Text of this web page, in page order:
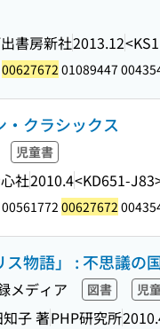
書房新社2013.12
00627672 01089447
・クラシックス
児童書
社2010.4<KD651-
00561772 00627672
物語」 : 不思議の
メディア 図書 児
子 著PHP研究所